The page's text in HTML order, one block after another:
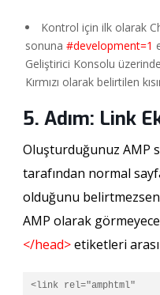
Kontrol için ilk olarak
sonuna #development=1
Geliştirici Konsolu
Kırmızı olarak belirtilen
5. Adım: Link
Oluşturduğunuz AMP
tarafından normal
olduğunu
AMP olarak
</head>etiketleri
<link rel="amphtml"